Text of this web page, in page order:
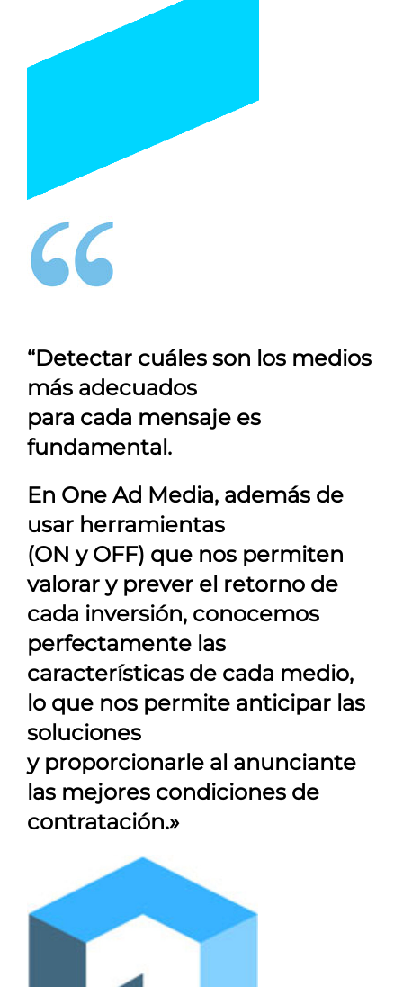
“Detectar cuáles son los medios
más adecuados
para cada mensaje es
fundamental.
En One Ad Media, además de
usar herramientas
(ON y OFF) que nos permiten
valorar y prever el retorno de
cada inversión, conocemos
perfectamente las
características de cada medio,
lo que nos permite anticipar las
soluciones
y proporcionarle al anunciante
las mejores condiciones de
contratación.»